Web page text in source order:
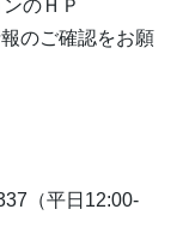
のＨＰ
のご確認をお願
（平日12:00-